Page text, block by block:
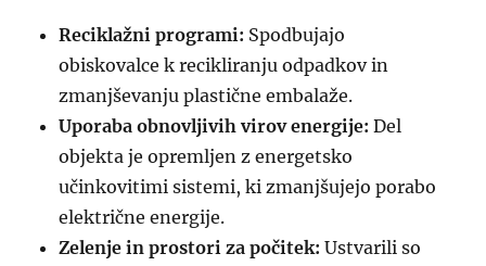
Reciklažni programi: Spodbujajo
obiskovalce k recikliranju odpadkov in
zmanjševanju plastične embalaže.
Uporaba obnovljivih virov energije: Del
objekta je opremljen z energetsko
učinkovitimi sistemi, ki zmanjšujejo porabo
električne energije.
Zelenje in prostori za počitek: Ustvarili so